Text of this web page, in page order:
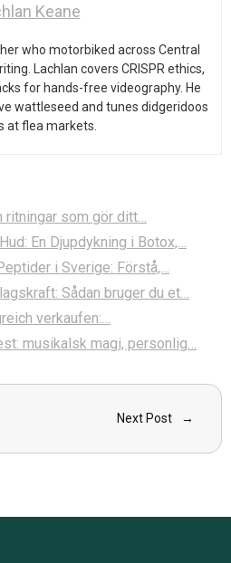
Keane
who motorbiked across Central
Lachlan covers CRISPR ethics,
for hands-free videography. He
wattleseed and tunes didgeridoos
at flea markets.
som gör ditt…
En Djupdykning i Botox,…
i Sverige: Förstå,…
Sådan bruger du et…
verkaufen:…
musikalsk magi, personlig…
Next Post